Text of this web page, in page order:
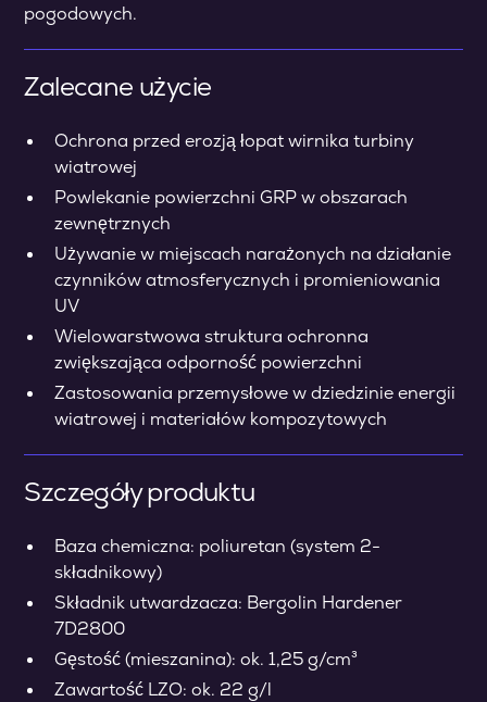
pogodowych.
Zalecane użycie
Ochrona przed erozją łopat wirnika turbiny
wiatrowej
Powlekanie powierzchni GRP w obszarach
zewnętrznych
Używanie w miejscach narażonych na działanie
czynników atmosferycznych i promieniowania
UV
Wielowarstwowa struktura ochronna
zwiększająca odporność powierzchni
Zastosowania przemysłowe w dziedzinie energii
wiatrowej i materiałów kompozytowych
Szczegóły produktu
Baza chemiczna: poliuretan (system 2-
składnikowy)
Składnik utwardzacza: Bergolin Hardener
7D2800
Gęstość (mieszanina): ok. 1,25 g/cm³
Zawartość LZO: ok. 22 g/l